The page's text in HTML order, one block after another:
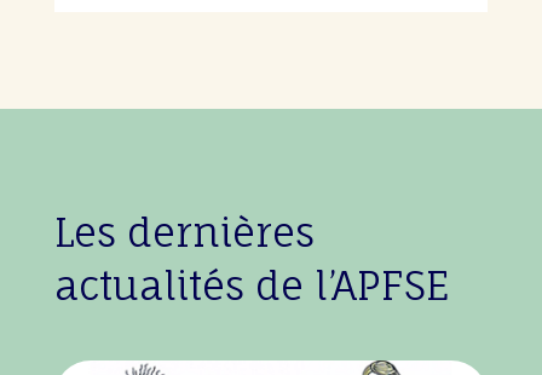
Les dernières
actualités de l’APFSE